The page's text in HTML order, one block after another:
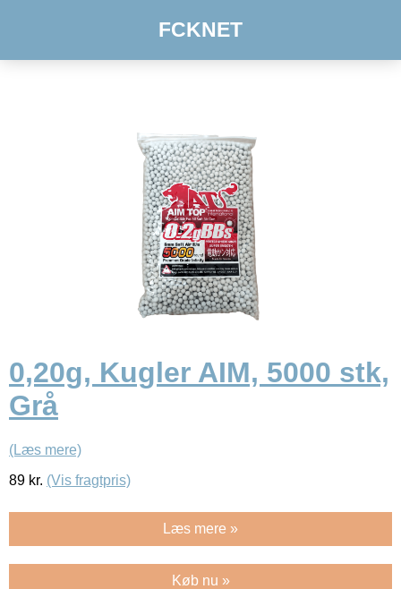
FCKNET
0,20g, Kugler AIM, 5000 stk,
Grå
(Læs mere)
89 kr. (Vis fragtpris)
Læs mere »
Køb nu »